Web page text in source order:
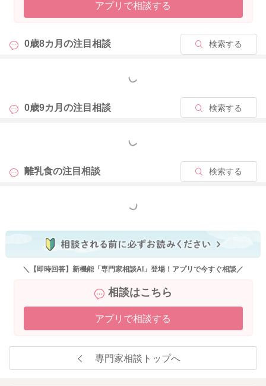
アプリで相談する
0歳8カ月の注目相談 検索する
もっと見る
0歳9カ月の注目相談 検索する
もっと見る
離乳食の注目相談 検索する
もっと見る
＼【即時回答】新機能「専門家相談AI」登場！アプリで今すぐ相談／
相談はこちら
アプリで相談する
専門家相談トップへ